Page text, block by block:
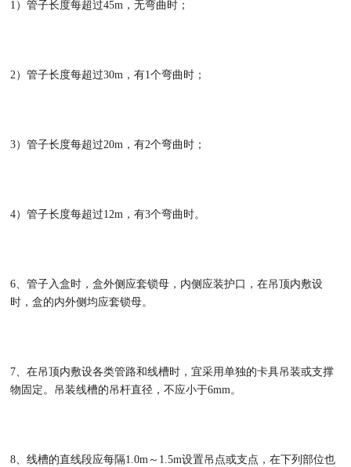
1）管子长度每超过45m，无弯曲时；
2）管子长度每超过30m，有1个弯曲时；
3）管子长度每超过20m，有2个弯曲时；
4）管子长度每超过12m，有3个弯曲时。
6、管子入盒时，盒外侧应套锁母，内侧应装护口，在吊顶内敷设
时，盒的内外侧均应套锁母。
7、在吊顶内敷设各类管路和线槽时，宜采用单独的卡具吊装或支撑
物固定。吊装线槽的吊杆直径，不应小于6mm。
8、线槽的直线段应每隔1.0m～1.5m设置吊点或支点，在下列部位也